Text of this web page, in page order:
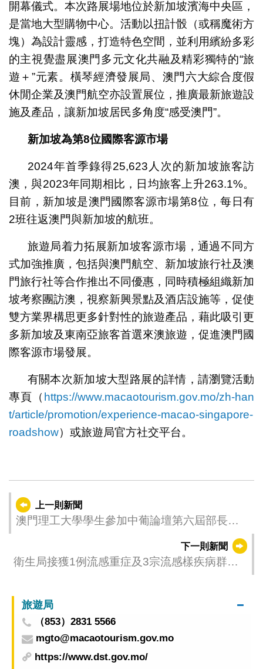
開幕儀式。本次路展場地位於新加坡濱海中央區，
是當地大型購物中心。活動以扭計骰（或稱魔術方
塊）為設計靈感，打造特色空間，並利用繽紛多彩
的主視覺盡展澳門多元文化共融及精彩獨特的“旅
遊＋”元素。橫琴經濟發展局、澳門六大綜合度假
休閒企業及澳門航空亦設置展位，推廣最新旅遊設
施及產品，讓新加坡居民多角度“感受澳門”。
新加坡為第8位國際客源市場
2024年首季錄得25,623人次的新加坡旅客訪
澳，與2023年同期相比，日均旅客上升263.1%。
目前，新加坡是澳門國際客源市場第8位，每日有
2班往返澳門與新加坡的航班。
旅遊局着力拓展新加坡客源市場，通過不同方
式加強推廣，包括與澳門航空、新加坡旅行社及澳
門旅行社等合作推出不同優惠，同時積極組織新加
坡考察團訪澳，視察新興景點及酒店設施等，促使
雙方業界構思更多針對性的旅遊產品，藉此吸引更
多新加坡及東南亞旅客首選來澳旅遊，促進澳門國
際客源市場發展。
有關本次新加坡大型路展的詳情，請瀏覽活動
專頁（ https://www.macaotourism.gov.mo/zh-han
t/article/promotion/experience-macao-singapore-
roadshow）或旅遊局官方社交平台。
上一則新聞
澳門理工大學學生參加中葡論壇第六屆部長級
下一則新聞
衛生局接獲1例流感重症及3宗流感樣疾病群集
旅遊局
（853）2831 5566
mgto@macaotourism.gov.mo
https://www.dst.gov.mo/